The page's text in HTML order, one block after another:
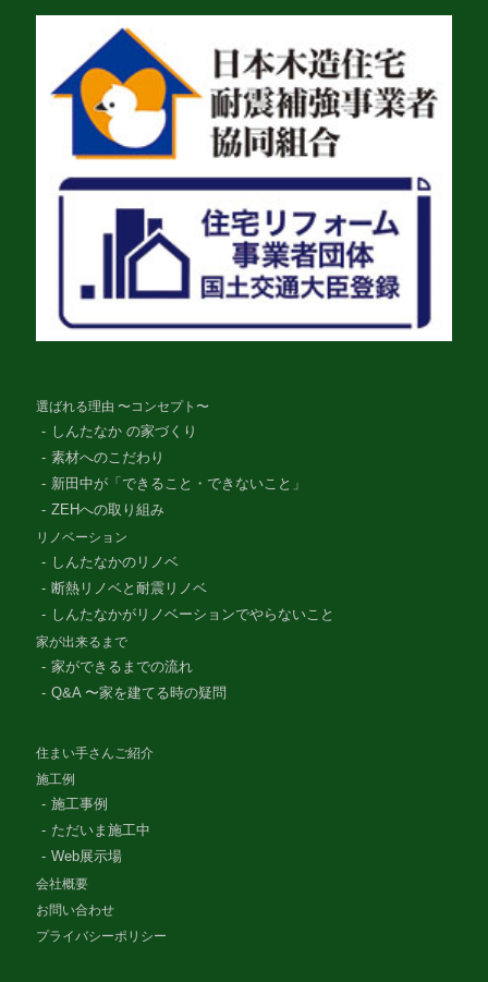
選ばれる理由 〜コンセプト〜
しんたなか の家づくり
素材へのこだわり
新田中が「できること・できないこと」
ZEHへの取り組み
リノベーション
しんたなかのリノベ
断熱リノベと耐震リノベ
しんたなかがリノベーションでやらないこと
家が出来るまで
家ができるまでの流れ
Q&A 〜家を建てる時の疑問
住まい手さんご紹介
施工例
施工事例
ただいま施工中
Web展示場
会社概要
お問い合わせ
プライバシーポリシー